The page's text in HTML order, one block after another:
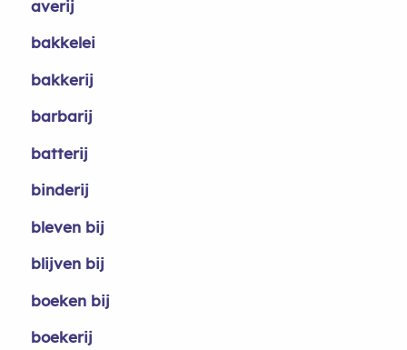
averij
bakkelei
bakkerij
barbarij
batterij
binderij
bleven bij
blijven bij
boeken bij
boekerij